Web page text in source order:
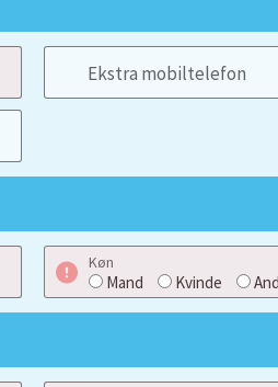
Ekstra mobiltelefon
Køn
Mand Kvinde